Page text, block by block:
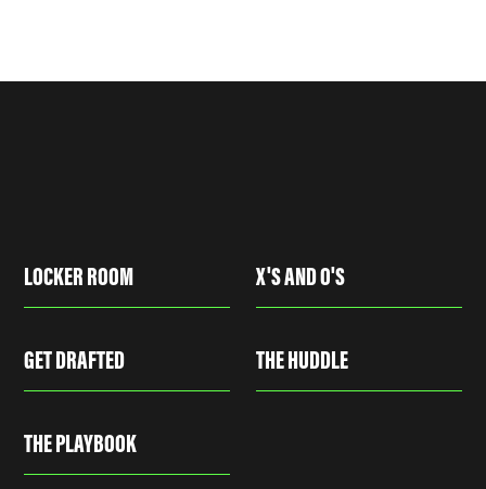
LOCKER ROOM X'S AND O'S
GET DRAFTED THE HUDDLE
THE PLAYBOOK